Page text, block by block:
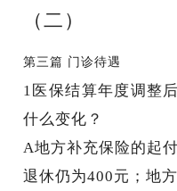
（二）
第三篇 门诊待遇
1 医保结算年度调整
什么变化？
A地方补充保险的起
退休仍为400元；地